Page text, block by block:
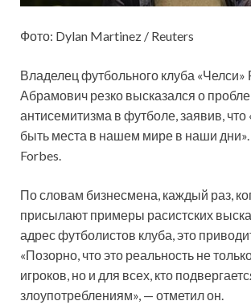
Фото: Dylan Martinez / Reuters
Владелец футбольного клуба «Челси»
Абрамович резко высказался о
антисемитизма в футболе, заявив,
быть места в нашем мире в наши
Forbes.
По словам бизнесмена, каждый раз,
присылают примеры расистских
адрес футболистов клуба, это
«Позорно, что это реальность не
игроков, но и для всех, кто
злоупотреблениям», — отметил он.